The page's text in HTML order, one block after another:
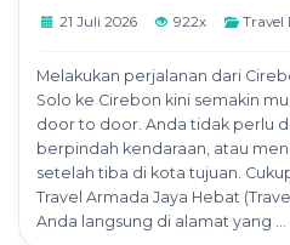
21 Juli 2026 922x Travel
Melakukan perjalanan dari
Solo ke Cirebon kini semakin
door to door. Anda tidak perlu
berpindah kendaraan, atau
setelah tiba di kota tujuan.
Travel Armada Jaya Hebat
Anda langsung di alamat yang ...